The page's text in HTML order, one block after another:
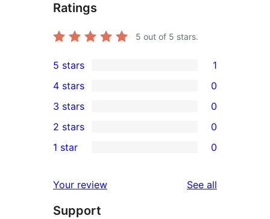
Ratings
5 out of 5 stars.
1
5-
star
review
5 stars 1
4-
star
reviews
4 stars 0
0
3-
star
3 stars 0
2-
reviews
2 stars 0
star
reviews
1 star 0
Your review See all
Support